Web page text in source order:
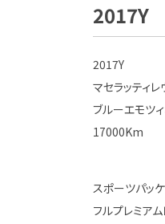
2017Y
2017Y
マセラッティレ
ブルーエモツ
17000Km
スポーツパッ
フルプレミア